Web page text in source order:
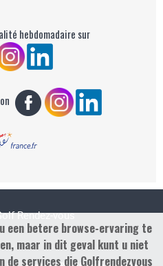
hebdomadaire sur
Rendez-vous
een betere browse-ervaring te
maar in dit geval kunt u niet
services die Golfrendezvous